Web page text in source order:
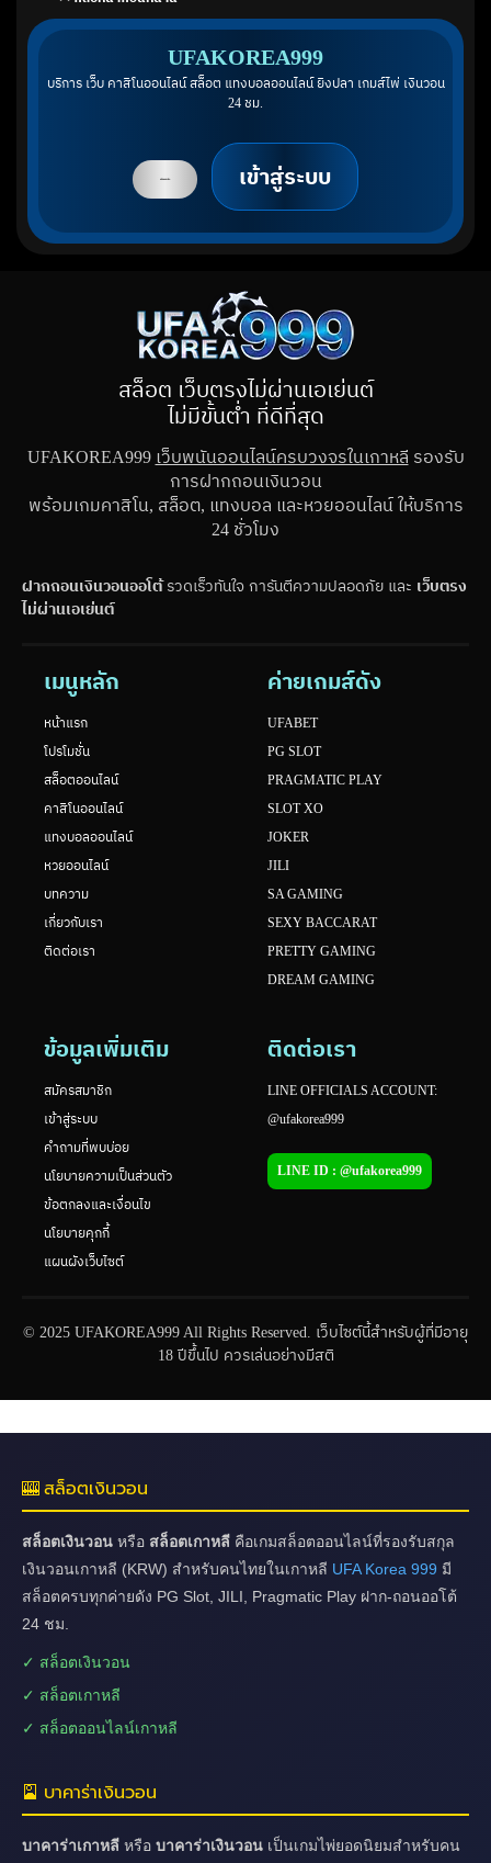
UFAKOREA999
บริการ เว็บ คาสิโนออนไลน์ สล็อต แทงบอลออนไลน์ ยิงปลา เกมส์ไพ่ เงินวอน
24 ชม.
เข้าสู่ระบบ
สล็อต เว็บตรงไม่ผ่านเอเย่นต์
ไม่มีขั้นต่ำ ที่ดีที่สุด
UFAKOREA999 เว็บพนันออนไลน์ครบวงจรในเกาหลี รองรับ
การฝากถอนเงินวอน
พร้อมเกมคาสิโน, สล็อต, แทงบอล และหวยออนไลน์ ให้บริการ
24 ชั่วโมง
ฝากถอนเงินวอนออโต้ รวดเร็วทันใจ การันตีความปลอดภัย และ เว็บตรง
ไม่ผ่านเอเย่นต์
เมนูหลัก
หน้าแรก
โปรโมชั่น
สล็อตออนไลน์
คาสิโนออนไลน์
แทงบอลออนไลน์
หวยออนไลน์
บทความ
เกี่ยวกับเรา
ติดต่อเรา
ค่ายเกมส์ดัง
UFABET
PG SLOT
PRAGMATIC PLAY
SLOT XO
JOKER
JILI
SA GAMING
SEXY BACCARAT
PRETTY GAMING
DREAM GAMING
ข้อมูลเพิ่มเติม
สมัครสมาชิก
เข้าสู่ระบบ
คำถามที่พบบ่อย
นโยบายความเป็นส่วนตัว
ข้อตกลงและเงื่อนไข
นโยบายคุกกี้
แผนผังเว็บไซต์
ติดต่อเรา
LINE OFFICIALS ACCOUNT:
@ufakorea999
LINE ID : @ufakorea999
© 2025 UFAKOREA999 All Rights Reserved. เว็บไซต์นี้สำหรับผู้ที่มีอายุ
18 ปีขึ้นไป ควรเล่นอย่างมีสติ
🎰 สล็อตเงินวอน
สล็อตเงินวอน หรือ สล็อตเกาหลี คือเกมสล็อตออนไลน์ที่รองรับสกุล
เงินวอนเกาหลี (KRW) สำหรับคนไทยในเกาหลี UFA Korea 999 มี
สล็อตครบทุกค่ายดัง PG Slot, JILI, Pragmatic Play ฝาก-ถอนออโต้
24 ชม.
✓ สล็อตเงินวอน
✓ สล็อตเกาหลี
✓ สล็อตออนไลน์เกาหลี
🎴 บาคาร่าเงินวอน
บาคาร่าเกาหลี หรือ บาคาร่าเงินวอน เป็นเกมไพ่ยอดนิยมสำหรับคน